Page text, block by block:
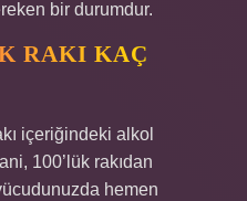
bir durumdur.
RAKI KAÇ
içeriğindeki alkol
100’lük rakıdan
hemen